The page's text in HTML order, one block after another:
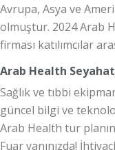
Avrupa, Asya ve
olmuştur. 2024 Arab
firması katılımcılar
Arab Health
Sağlık ve tıbbi
güncel bilgi ve
Arab Health tur
Fuar yanınızda!